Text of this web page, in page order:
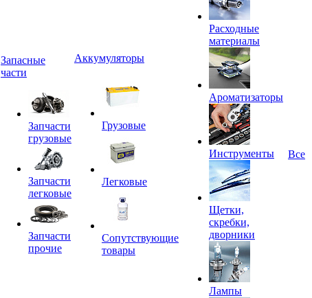
Запасные
части
Запчасти
грузовые
Запчасти
легковые
Запчасти
прочие
Аккумуляторы
Грузовые
Легковые
Сопутствующие
товары
Расходные
материалы
Ароматизаторы
Инструменты
Щетки,
скребки,
дворники
Лампы
Все